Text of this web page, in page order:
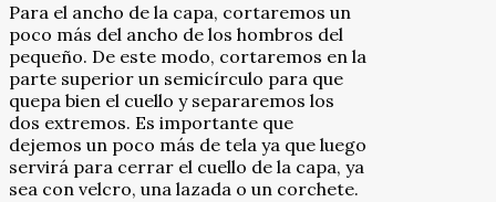
Para el ancho de la capa, cortaremos un
poco más del ancho de los hombros del
pequeño. De este modo, cortaremos en la
parte superior un semicírculo para que
quepa bien el cuello y separaremos los
dos extremos. Es importante que
dejemos un poco más de tela ya que luego
servirá para cerrar el cuello de la capa, ya
sea con velcro, una lazada o un corchete.